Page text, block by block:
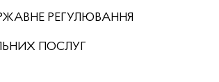
РЕГУЛЮВАННЯ
ПОСЛУГ